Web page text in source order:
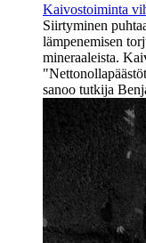
Kaivostoiminta
Siirtyminen
lämpenemisen
mineraaleista.
sanoo tutkija